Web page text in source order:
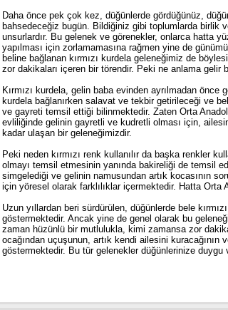
Daha önce pek çok kez, düğünlerde gördüğünüz,
bahsedeceğiz bugün. Bildiğiniz gibi toplumlarda birlik
unsurlardır. Bu gelenek ve görenekler, onlarca hatta
yapılması için zorlamamasına rağmen yine de
beline bağlanan kırmızı kurdela geleneğimiz de
zor dakikaları içeren bir törendir. Peki ne anlama gelir
Kırmızı kurdela, gelin baba evinden ayrılmadan
kurdela bağlanırken salavat ve tekbir getirileceği ve
ve gayreti temsil ettiği bilinmektedir. Zaten Orta
evliliğinde gelinin gayretli ve kudretli olması için,
kadar ulaşan bir geleneğimizdir.
Peki neden kırmızı renk kullanılır da başka renkler
olmayı temsil etmesinin yanında bakireliği de temsil
simgelediği ve gelinin namusundan artık kocasının
için yöresel olarak farklılıklar içermektedir. Hatta Orta
Uzun yıllardan beri sürdürülen, düğünlerde bele
göstermektedir. Ancak yine de genel olarak bu
zaman hüzünlü bir mutlulukla, kimi zamansa zor
ocağından uçuşunun, artık kendi ailesini
göstermektedir. Bu tür gelenekler düğünlerinize duygu